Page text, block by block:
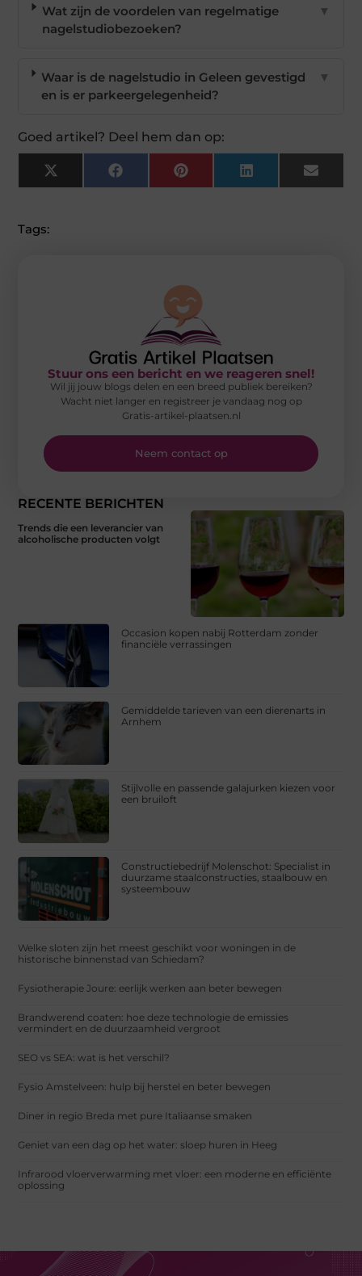
Wat zijn de voordelen van regelmatige
nagelstudiobezoeken?
▼
Waar is de nagelstudio in Geleen gevestigd
en is er parkeergelegenheid?
▼
Goed artikel? Deel hem dan op:
X
(Twitter)
FacebookPinterest LinkedIn Email
Tags:
RECENTE BERICHTEN
Trends die een leverancier van
alcoholische producten volgt
Occasion kopen nabij Rotterdam zonder
financiële verrassingen
Gemiddelde tarieven van een dierenarts in
Arnhem
Stijlvolle en passende galajurken kiezen voor
een bruiloft
Constructiebedrijf Molenschot: Specialist in
duurzame staalconstructies, staalbouw en
systeembouw
Welke sloten zijn het meest geschikt voor woningen in de
historische binnenstad van Schiedam?
Fysiotherapie Joure: eerlijk werken aan beter bewegen
Brandwerend coaten: hoe deze technologie de emissies
vermindert en de duurzaamheid vergroot
SEO vs SEA: wat is het verschil?
Fysio Amstelveen: hulp bij herstel en beter bewegen
Diner in regio Breda met pure Italiaanse smaken
Geniet van een dag op het water: sloep huren in Heeg
Infrarood vloerverwarming met vloer: een moderne en efficiënte
oplossing
Stuur ons een bericht en we reageren snel!
Wil jij jouw blogs delen en een breed publiek bereiken?
Wacht niet langer en registreer je vandaag nog op
Gratis-artikel-plaatsen.nl
Neem contact op